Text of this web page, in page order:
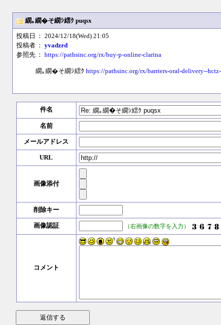
繝｡繝�そ繝ｼ繧ｸ puqsx
投稿日
： 2024/12/18(Wed) 21:05
投稿者 ：yvadzrd
参照先 ：https://pathsinc.org/rx/buy-p-online-clarina
繝｡繝�そ繝ｼ繧ｸhttps://pathsinc.org/rx/barriers-oral-delivery--
件名
名前
メールアドレス
URL
画像添付
削除キー
画像認証 （右画像の数字を入力）
コメント